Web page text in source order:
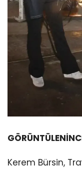
Kerem Bürsin,